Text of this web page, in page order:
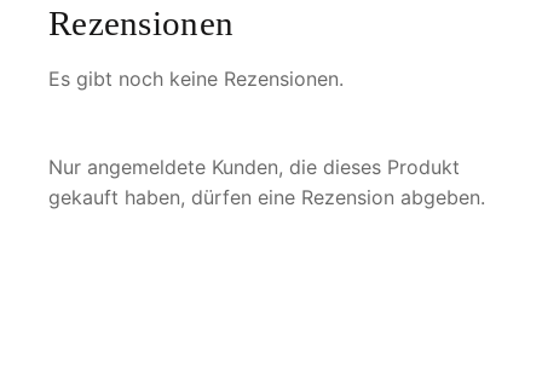
Rezensionen
Es gibt noch keine Rezensionen.
Nur angemeldete Kunden, die dieses Produkt
gekauft haben, dürfen eine Rezension abgeben.